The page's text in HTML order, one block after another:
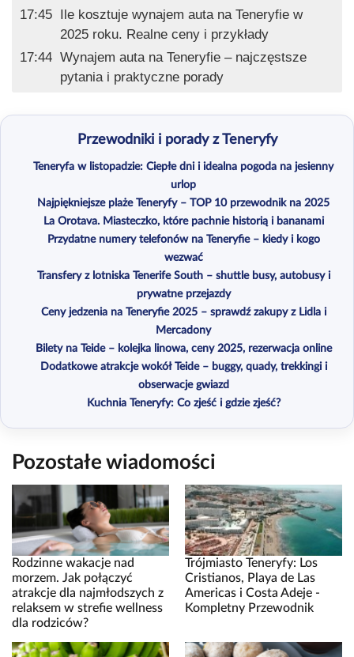
17:45 Ile kosztuje wynajem auta na Teneryfie w
2025 roku. Realne ceny i przykłady
17:44 Wynajem auta na Teneryfie – najczęstsze
pytania i praktyczne porady
Przewodniki i porady z Teneryfy
Teneryfa w listopadzie: Ciepłe dni i idealna pogoda na jesienny
urlop
Najpiękniejsze plaże Teneryfy – TOP 10 przewodnik na 2025
La Orotava. Miasteczko, które pachnie historią i bananami
Przydatne numery telefonów na Teneryfie – kiedy i kogo
wezwać
Transfery z lotniska Tenerife South – shuttle busy, autobusy i
prywatne przejazdy
Ceny jedzenia na Teneryfie 2025 – sprawdź zakupy z Lidla i
Mercadony
Bilety na Teide – kolejka linowa, ceny 2025, rezerwacja online
Dodatkowe atrakcje wokół Teide – buggy, quady, trekkingi i
obserwacje gwiazd
Kuchnia Teneryfy: Co zjeść i gdzie zjeść?
Pozostałe wiadomości
Rodzinne wakacje nad
morzem. Jak połączyć
atrakcje dla najmłodszych z
relaksem w strefie wellness
dla rodziców?
Trójmiasto Teneryfy: Los
Cristianos, Playa de Las
Americas i Costa Adeje -
Kompletny Przewodnik